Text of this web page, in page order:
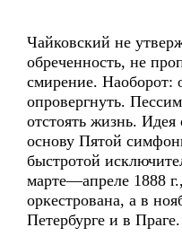
Чайковский не
обреченность, не
смирение. Наоборот:
опровергнуть.
отстоять жизнь.
основу Пятой
быстротой
марте—апреле 1888
оркестрована, а в
Петербурге и в Праге.